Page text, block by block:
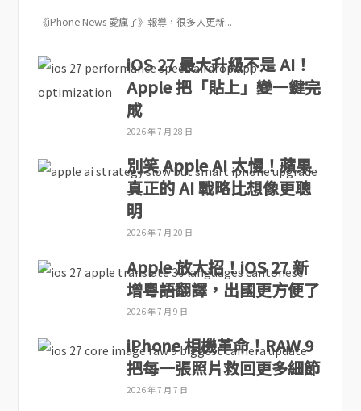
《iPhone News 愛瘋了》報導，很多人更新...
iOS 27 最大升級不是 AI！
Apple 把「貼上」變一鍵完
成
2026 年 7 月 28 日
別笑 Apple AI 太慢！蘋果
真正的 AI 戰略比想像更聰
明
2026 年 7 月 20 日
Apple 放大招！iOS 27 新
增粵語翻譯，出國更方便了
2026 年 7 月 9 日
iPhone 相機革命！RAW 9
把每一張照片救回更多細節
2026 年 7 月 7 日